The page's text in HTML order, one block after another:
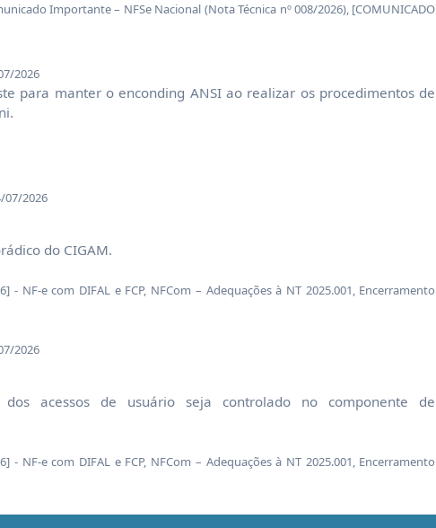
Importante – NFSe Nacional (Nota Técnica nº 008/2026), [COMUNICADO
2026
para manter o enconding ANSI ao realizar os procedimentos de
07/2026
do CIGAM.
- NF-e com DIFAL e FCP, NFCom – Adequações à NT 2025.001, Encerramento
2026
acessos de usuário seja controlado no componente de
- NF-e com DIFAL e FCP, NFCom – Adequações à NT 2025.001, Encerramento